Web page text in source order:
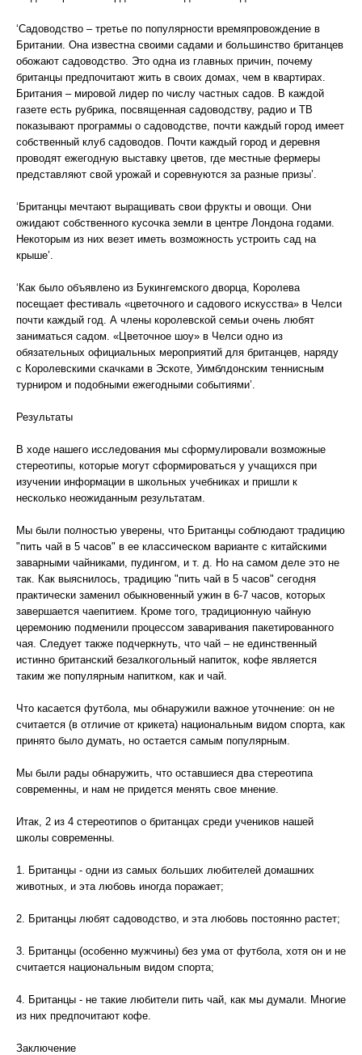
‘Садоводство – третье по популярности времяпровождение в
Британии. Она известна своими садами и большинство британцев
обожают садоводство. Это одна из главных причин, почему
британцы предпочитают жить в своих домах, чем в квартирах.
Британия – мировой лидер по числу частных садов. В каждой
газете есть рубрика, посвященная садоводству, радио и ТВ
показывают программы о садоводстве, почти каждый город имеет
собственный клуб садоводов. Почти каждый город и деревня
проводят ежегодную выставку цветов, где местные фермеры
представляют свой урожай и соревнуются за разные призы’.
‘Британцы мечтают выращивать свои фрукты и овощи. Они
ожидают собственного кусочка земли в центре Лондона годами.
Некоторым из них везет иметь возможность устроить сад на
крыше’.
‘Как было объявлено из Букингемского дворца, Королева
посещает фестиваль «цветочного и садового искусства» в Челси
почти каждый год. А члены королевской семьи очень любят
заниматься садом. «Цветочное шоу» в Челси одно из
обязательных официальных мероприятий для британцев, наряду
с Королевскими скачками в Эскоте, Уимблдонским теннисным
турниром и подобными ежегодными событиями’.
Результаты
В ходе нашего исследования мы сформулировали возможные
стереотипы, которые могут сформироваться у учащихся при
изучении информации в школьных учебниках и пришли к
несколько неожиданным результатам.
Мы были полностью уверены, что Британцы соблюдают традицию
"пить чай в 5 часов" в ее классическом варианте с китайскими
заварными чайниками, пудингом, и т. д. Но на самом деле это не
так. Как выяснилось, традицию "пить чай в 5 часов" сегодня
практически заменил обыкновенный ужин в 6-7 часов, которых
завершается чаепитием. Кроме того, традиционную чайную
церемонию подменили процессом заваривания пакетированного
чая. Следует также подчеркнуть, что чай – не единственный
истинно британский безалкогольный напиток, кофе является
таким же популярным напитком, как и чай.
Что касается футбола, мы обнаружили важное уточнение: он не
считается (в отличие от крикета) национальным видом спорта, как
принято было думать, но остается самым популярным.
Мы были рады обнаружить, что оставшиеся два стереотипа
современны, и нам не придется менять свое мнение.
Итак, 2 из 4 стереотипов о британцах среди учеников нашей
школы современны.
1. Британцы - одни из самых больших любителей домашних
животных, и эта любовь иногда поражает;
2. Британцы любят садоводство, и эта любовь постоянно растет;
3. Британцы (особенно мужчины) без ума от футбола, хотя он и не
считается национальным видом спорта;
4. Британцы - не такие любители пить чай, как мы думали. Многие
из них предпочитают кофе.
Заключение